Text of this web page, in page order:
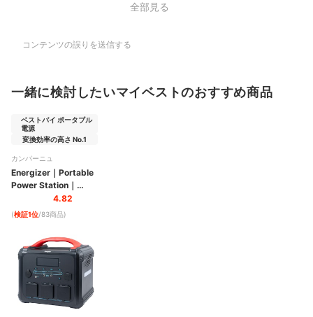
全部見る
コンテンツの誤りを送信する
一緒に検討したいマイベストのおすすめ商品
ベストバイ ポータブル
電源
変換効率の高さ No.1
カンパーニュ
Energizer ｜ Portable
Power Station ｜
PPS1100W2F
4.82
(検証1位/83商品)